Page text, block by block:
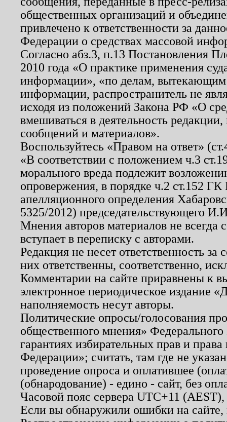
общественных организаций и
привлечено к ответственности за
Федерации о средствах массовой
Согласно абз.3, п.13 Постановления
2010 года «О практике применения
информации», «по делам, вытекающим
информации, распространитель не
исходя из положений Закона РФ «О
вмешиваться в деятельность
сообщений и материалов».
Воспользуйтесь «Правом на ответ»
«В соответствии с положением ч.3
морального вреда подлежит
опровержения, в порядке ч.2 ст.152
апелляционного определения
5325/2012) председательствующего
Мнения авторов материалов не
вступает в переписку с авторами.
Редакция не несет ответственность
них ответственны, соответственно,
Комментарии на сайте приравнены к
электронное периодическое издание
наполняемость несут авторы.
Политические опросы/голосования
общественного мнения»
гарантиях избирательных прав и
Федерации»; считать, там где не
проведение опроса и оплатившее
(обнародование) - едино - сайт, без
Часовой пояс сервера UTC+11
Если вы обнаружили ошибки на